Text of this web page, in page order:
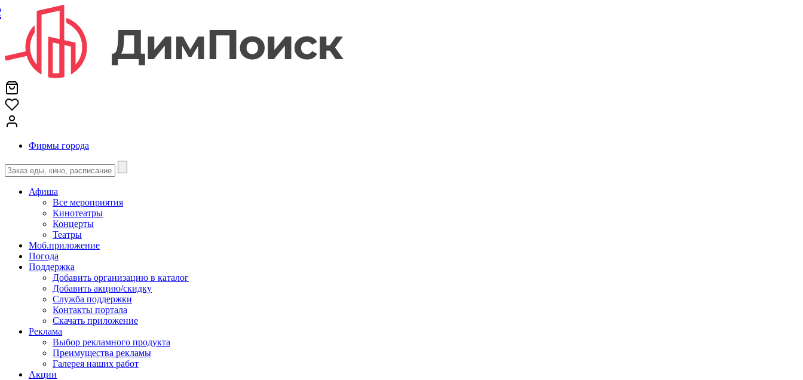
Фирмы города
Афиша
Все мероприятия
Кинотеатры
Концерты
Театры
Моб.приложение
Погода
Поддержка
Добавить организацию в каталог
Добавить акцию/скидку
Служба поддержки
Контакты портала
Скачать приложение
Реклама
Выбор рекламного продукта
Преимущества рекламы
Галерея наших работ
Акции